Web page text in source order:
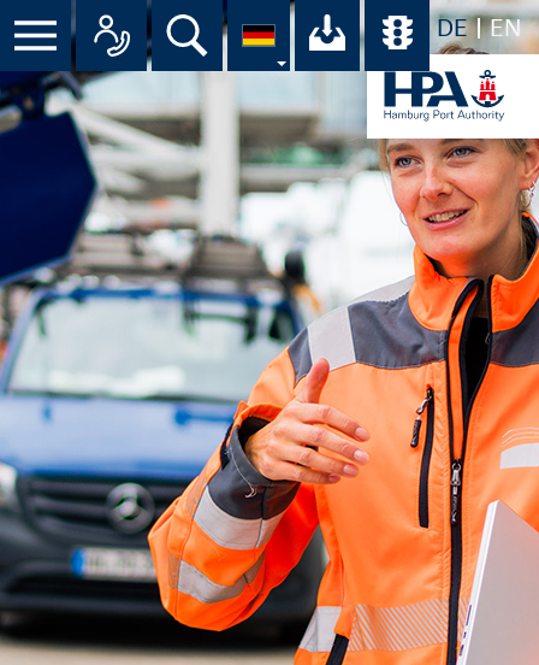
DE EN
Suche Ihr Download-